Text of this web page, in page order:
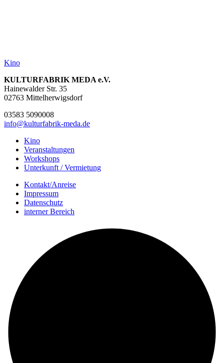
Kino
KULTURFABRIK MEDA e.V.
Hainewalder Str. 35
02763 Mittelherwigsdorf
03583 5090008
info@kulturfabrik-meda.de
Kino
Veranstalt­ungen
Workshops
Unterkunft / Vermietung
Kontakt/Anreise
Impressum
Datenschutz
interner Bereich